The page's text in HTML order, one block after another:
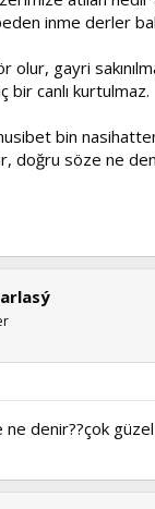
inme derler
olur, gayri
bir canlı kurtulmaz.
bin
doğru söze ne
denir??çok güzel